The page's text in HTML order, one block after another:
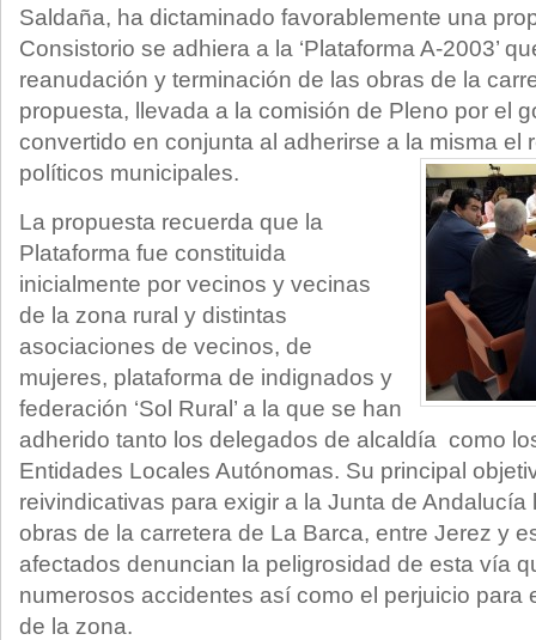
Saldaña, ha dictaminado favorablemente una
Consistorio se adhiera a la ‘Plataforma A-2003’
reanudación y terminación de las obras de la
propuesta, llevada a la comisión de Pleno por el
convertido en conjunta al adherirse a la misma el
políticos municipales.
La propuesta recuerda que la
Plataforma fue constituida
inicialmente por vecinos y vecinas
de la zona rural y distintas
asociaciones de vecinos, de
mujeres, plataforma de indignados y
federación ‘Sol Rural’ a la que se han
adherido tanto los delegados de alcaldía como
Entidades Locales Autónomas. Su principal
reivindicativas para exigir a la Junta de
obras de la carretera de La Barca, entre Jerez y
afectados denuncian la peligrosidad de esta vía
numerosos accidentes así como el perjuicio para
de la zona.